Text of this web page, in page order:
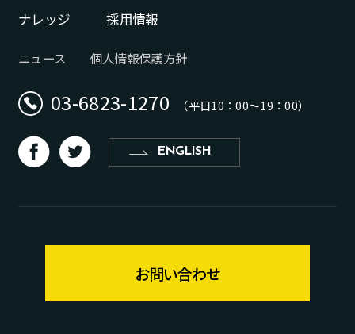
ナレッジ
採用情報
ニュース 個人情報保護方針
03-6823-1270 （平日10：00〜19：00）
d b ENGLISH
お問い合わせ